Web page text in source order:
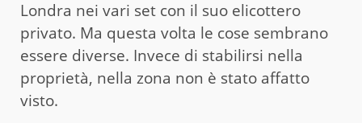
Londra nei vari set con il suo elicottero
privato. Ma questa volta le cose sembrano
essere diverse. Invece di stabilirsi nella
proprietà, nella zona non è stato affatto
visto.